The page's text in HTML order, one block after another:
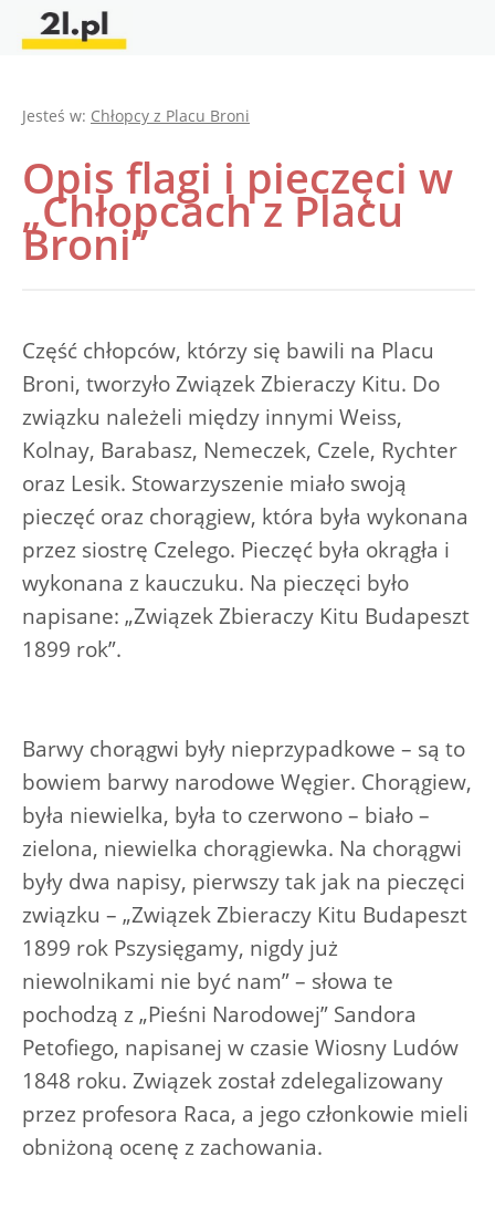
Jesteś w: Chłopcy z Placu Broni
Opis flagi i pieczęci w
„Chłopcach z Placu
Broni”
Część chłopców, którzy się bawili na Placu
Broni, tworzyło Związek Zbieraczy Kitu. Do
związku należeli między innymi Weiss,
Kolnay, Barabasz, Nemeczek, Czele, Rychter
oraz Lesik. Stowarzyszenie miało swoją
pieczęć oraz chorągiew, która była wykonana
przez siostrę Czelego. Pieczęć była okrągła i
wykonana z kauczuku. Na pieczęci było
napisane: „Związek Zbieraczy Kitu Budapeszt
1899 rok”.
Barwy chorągwi były nieprzypadkowe – są to
bowiem barwy narodowe Węgier. Chorągiew,
była niewielka, była to czerwono – biało –
zielona, niewielka chorągiewka. Na chorągwi
były dwa napisy, pierwszy tak jak na pieczęci
związku – „Związek Zbieraczy Kitu Budapeszt
1899 rok Pszysięgamy, nigdy już
niewolnikami nie być nam” – słowa te
pochodzą z „Pieśni Narodowej” Sandora
Petofiego, napisanej w czasie Wiosny Ludów
1848 roku. Związek został zdelegalizowany
przez profesora Raca, a jego członkowie mieli
obniżoną ocenę z zachowania.